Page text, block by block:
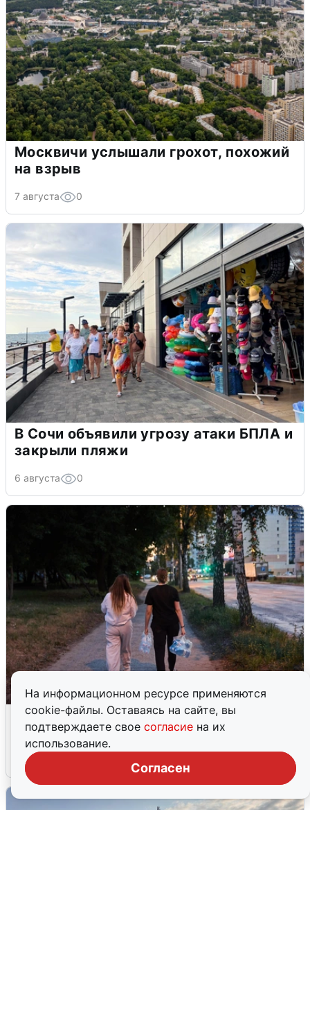
На информационном ресурсе применяются
cookie-файлы. Оставаясь на сайте, вы
подтверждаете свое согласие на их
использование.
Согласен
Москвичи услышали грохот, похожий
на взрыв
7 августа 0
В Сочи объявили угрозу атаки БПЛА и
закрыли пляжи
6 августа 0
Опубликована карта отключений
воды в Воронеже
6 августа